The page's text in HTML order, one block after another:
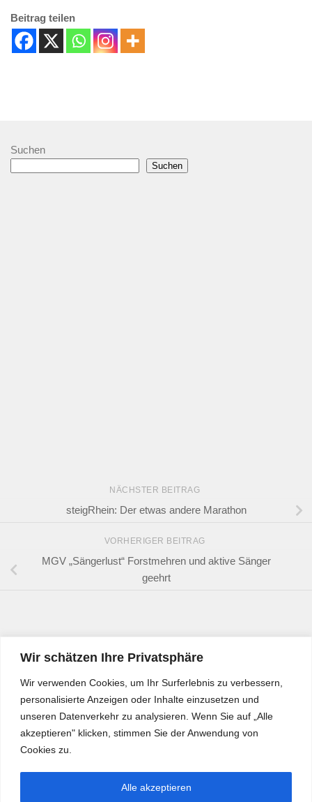
Wir schätzen Ihre Privatsphäre
Wir verwenden Cookies, um Ihr Surferlebnis zu verbessern,
personalisierte Anzeigen oder Inhalte einzusetzen und
unseren Datenverkehr zu analysieren. Wenn Sie auf „Alle
akzeptieren" klicken, stimmen Sie der Anwendung von
Cookies zu.
Alle akzeptieren
Beitrag teilen
Suchen
Suchen
NÄCHSTER BEITRAG
steigRhein: Der etwas andere Marathon
VORHERIGER BEITRAG
MGV „Sängerlust“ Forstmehren und aktive Sänger
geehrt